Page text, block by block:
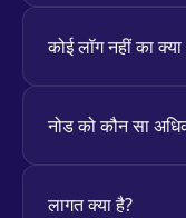
कोई लॉग नहीं का
नोड को कौन सा
लागत क्या है?